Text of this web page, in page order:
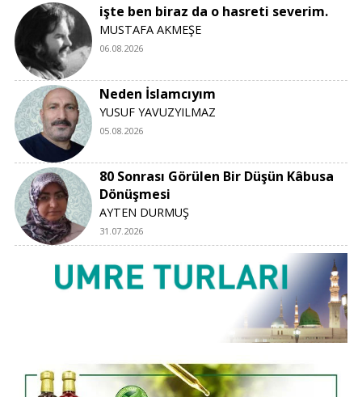
işte ben biraz da o hasreti severim.
MUSTAFA AKMEŞE
06.08.2026
Neden İslamcıyım
YUSUF YAVUZYILMAZ
05.08.2026
80 Sonrası Görülen Bir Düşün Kâbusa
Dönüşmesi
AYTEN DURMUŞ
31.07.2026